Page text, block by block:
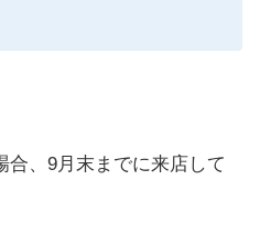
合、9月末までに来店して